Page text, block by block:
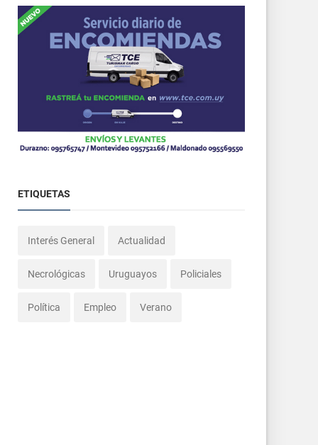
ETIQUETAS
Interés General Actualidad
Necrológicas Uruguayos Policiales
Política Empleo Verano